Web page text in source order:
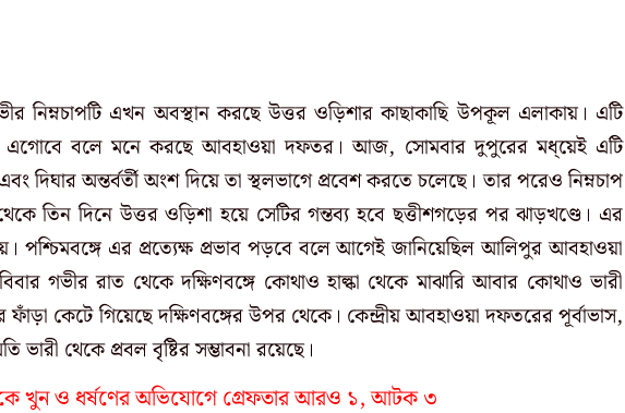
নিম্নচাপটি এখন অবস্থান করছে উত্তর ওড়িশার কাছাকাছি উপকূল এলাকায়। এটি
এগোবে বলে মনে করছে আবহাওয়া দফতর। আজ, সোমবার দুপুরের মধ্য়েই এটি
দিঘার অন্তর্বর্তী অংশ দিয়ে তা স্থলভাগে প্রবেশ করতে চলেছে। তার পরেও নিম্নচাপ
তিন দিনে উত্তর ওড়িশা হয়ে সেটির গন্তব্য হবে ছত্তীশগড়ের পর ঝাড়খণ্ডে। এর
পশ্চিমবঙ্গে এর প্রত্যেক্ষ প্রভাব পড়বে বলে আগেই জানিয়েছিল আলিপুর আবহাওয়া
গভীর রাত থেকে দক্ষিণবঙ্গে কোথাও হাল্কা থেকে মাঝারি আবার কোথাও ভারী
ফাঁড়া কেটে গিয়েছে দক্ষিণবঙ্গের উপর থেকে। কেন্দ্রীয় আবহাওয়া দফতরের পূর্বাভাস,
ভারী থেকে প্রবল বৃষ্টির সম্ভাবনা রয়েছে।
খুন ও ধর্ষণের অভিযোগে গ্রেফতার আরও ১, আটক ৩